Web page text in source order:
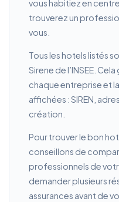
vous habitiez en
trouverez un
vous.
Tous les hotels listés
Sirene de l’INSEE.
chaque entreprise et
affichées : SIREN,
création.
Pour trouver le bon
conseillons de
professionnels de
demander plusieurs
assurances avant de